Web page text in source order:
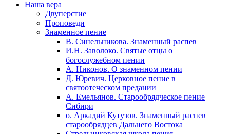
Наша вера
Двуперстие
Проповеди
Знаменное пение
В. Синельникова. Знаменный распев
И.Н. Заволоко. Святые отцы о
богослужебном пении
А. Никонов. О знаменном пении
Д. Юревич. Церковное пение в
святоотеческом предании
А. Емельянов. Старообрядческое пение
Сибири
о. Аркадий Кутузов. Знаменный распев
старообрядцев Дальнего Востока